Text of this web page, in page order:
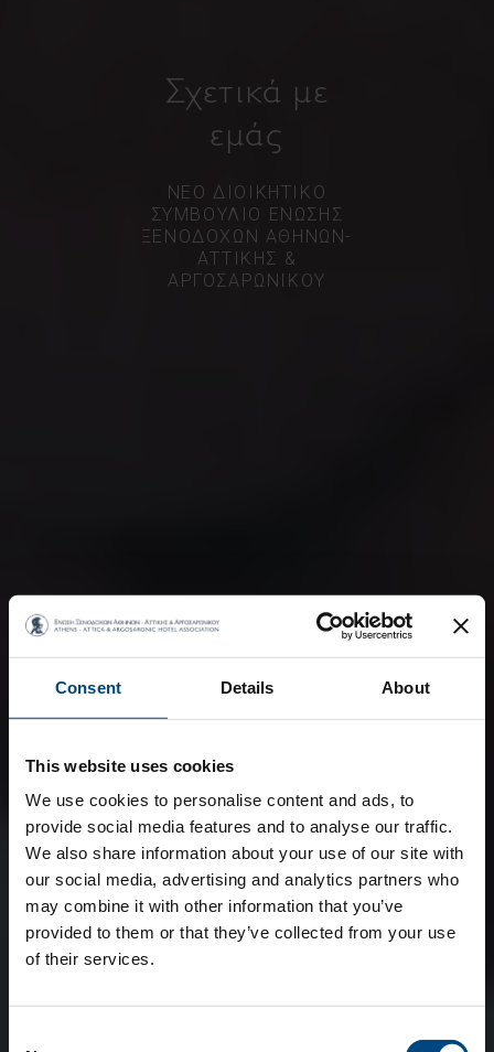
Consent Details About
This website uses cookies
We use cookies to personalise content and ads, to
provide social media features and to analyse our traffic.
We also share information about your use of our site with
our social media, advertising and analytics partners who
may combine it with other information that you’ve
provided to them or that they’ve collected from your use
of their services.
Σχετικά με
εμάς
ΝΕΟ ΔΙΟΙΚΗΤΙΚΟ
ΣΥΜΒΟΥΛΙΟ ΕΝΩΣΗΣ
ΞΕΝΟΔΟΧΩΝ ΑΘΗΝΩΝ-
ΑΤΤΙΚΗΣ &
ΑΡΓΟΣΑΡΩΝΙΚΟΥ